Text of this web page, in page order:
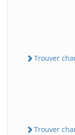
Trouver
Trouver